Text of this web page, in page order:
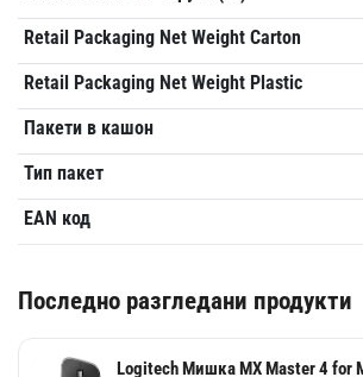
Retail Packaging Net Weight Carton
Retail Packaging Net Weight Plastic
Пакети в кашон
Тип пакет
EAN код
Последно разгледани продукти
Logitech Мишка MX Master 4 for